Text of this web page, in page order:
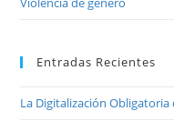
Entradas Recientes
La Digitalización